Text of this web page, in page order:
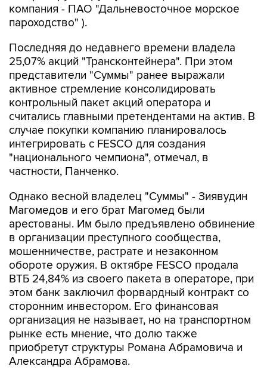
компания - ПАО "Дальневосточное морское
пароходство" ).
Последняя до недавнего времени владела
25,07% акций "Трансконтейнера". При этом
представители "Суммы" ранее выражали
активное стремление консолидировать
контрольный пакет акций оператора и
считались главными претендентами на актив. В
случае покупки компанию планировалось
интегрировать с FESCO для создания
"национального чемпиона", отмечал, в
частности, Панченко.
Однако весной владелец "Суммы" - Зиявудин
Магомедов и его брат Магомед были
арестованы. Им было предъявлено обвинение
в организации преступного сообщества,
мошенничестве, растрате и незаконном
обороте оружия. В октябре FESCO продала
ВТБ 24,84% из своего пакета в операторе, при
этом банк заключил форвардный контракт со
сторонним инвестором. Его финансовая
организация не называет, но на транспортном
рынке есть мнение, что долю также
приобретут структуры Романа Абрамовича и
Александра Абрамова.